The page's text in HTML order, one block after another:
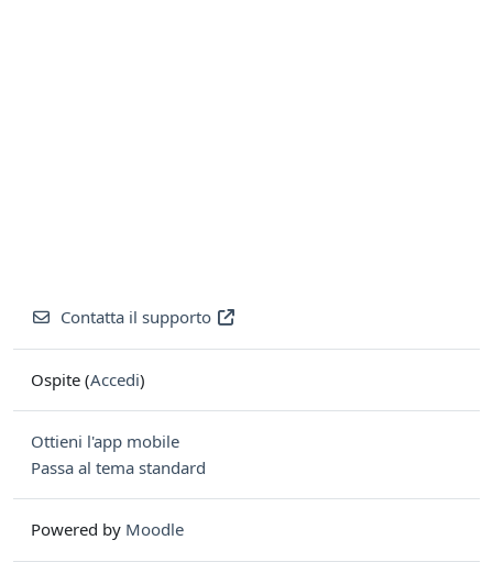
Contatta il supporto
Ospite (Accedi)
Ottieni l'app mobile
Passa al tema standard
Powered by Moodle